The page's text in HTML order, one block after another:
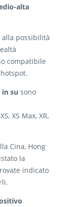
alta
alla possibilità
compatibile
in su sono
XS Max, XR,
Cina, Hong
la
indicato